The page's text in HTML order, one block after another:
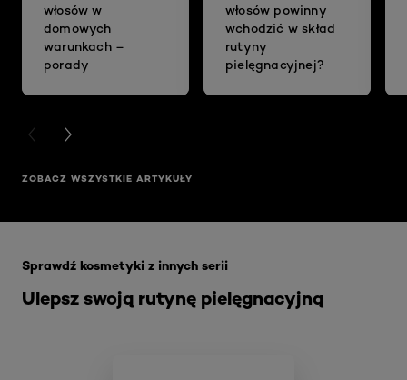
włosów w
domowych
warunkach –
porady
włosów powinny
wchodzić w skład
rutyny
pielęgnacyjnej?
PREVIOUS CARD
NEXT CARD
ZOBACZ WSZYSTKIE ARTYKUŁY
Ulepsz swoją rutynę pielęgnacyjną
Sprawdź kosmetyki z innych serii